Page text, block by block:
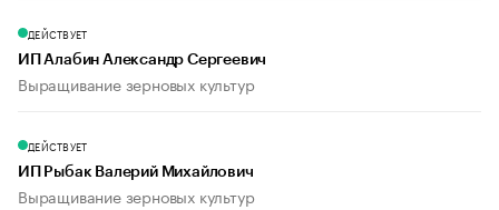
ДЕЙСТВУЕТ
ИП Алабин Александр Сергеевич
Выращивание зерновых культур
ДЕЙСТВУЕТ
ИП Рыбак Валерий Михайлович
Выращивание зерновых культур